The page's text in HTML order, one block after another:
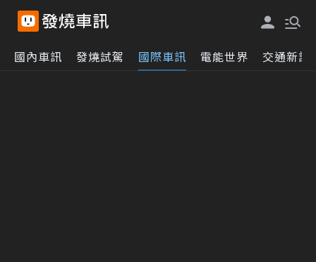
國內車訊 發燒試駕 國際車訊 電能世界 交通新訊